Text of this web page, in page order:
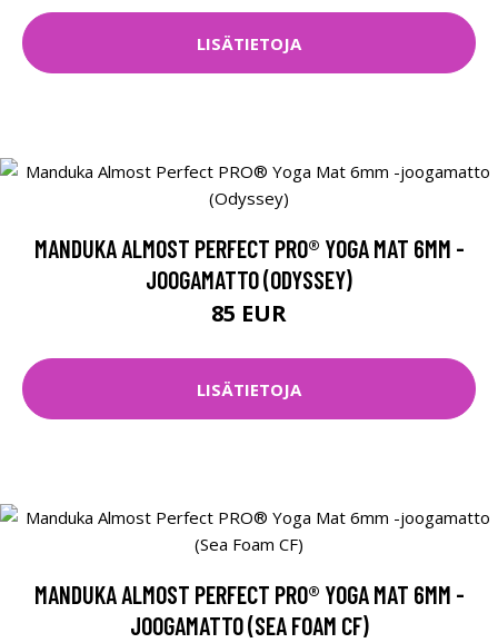
LISÄTIETOJA
MANDUKA ALMOST PERFECT PRO® YOGA MAT 6MM -
JOOGAMATTO (ODYSSEY)
85 EUR
LISÄTIETOJA
MANDUKA ALMOST PERFECT PRO® YOGA MAT 6MM -
JOOGAMATTO (SEA FOAM CF)